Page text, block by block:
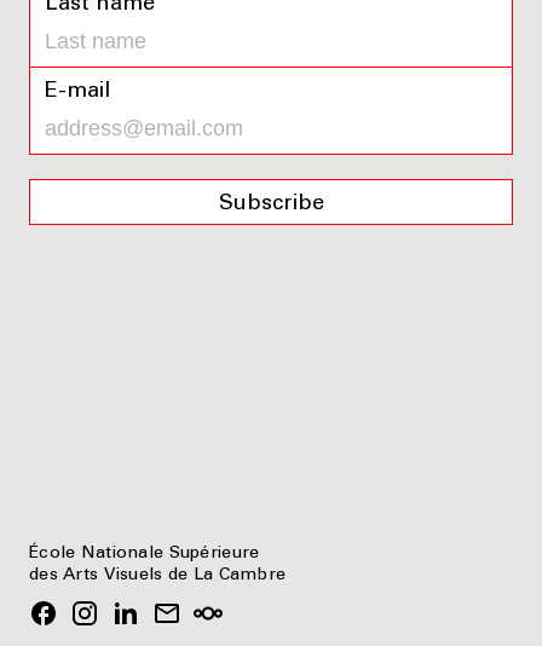
Last name
E-mail
Subscribe
École Nationale Supérieure
des Arts Visuels de La Cambre